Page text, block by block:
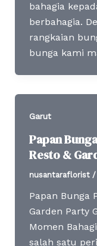
bahagia
berbahagia.
rangkaian
bunga kami
Garut
Papan
Resto &
nusantaraflorist /
Papan Bunga
Garden Party
Momen
salah satu